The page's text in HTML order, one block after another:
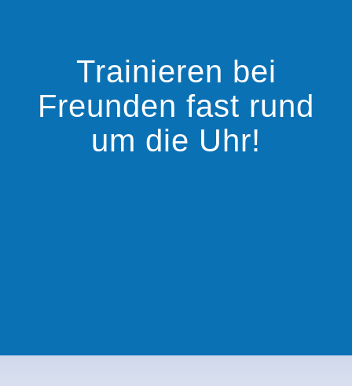
Trainieren bei
Freunden fast rund
um die Uhr!